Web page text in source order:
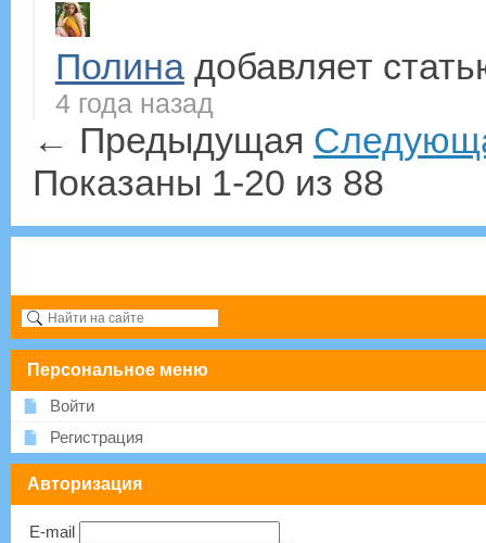
Полинадобавляет
4 года назад
← Предыдущая
Показаны 1-20 из 88
Персональное меню
Войти
Регистрация
Авторизация
E-mail